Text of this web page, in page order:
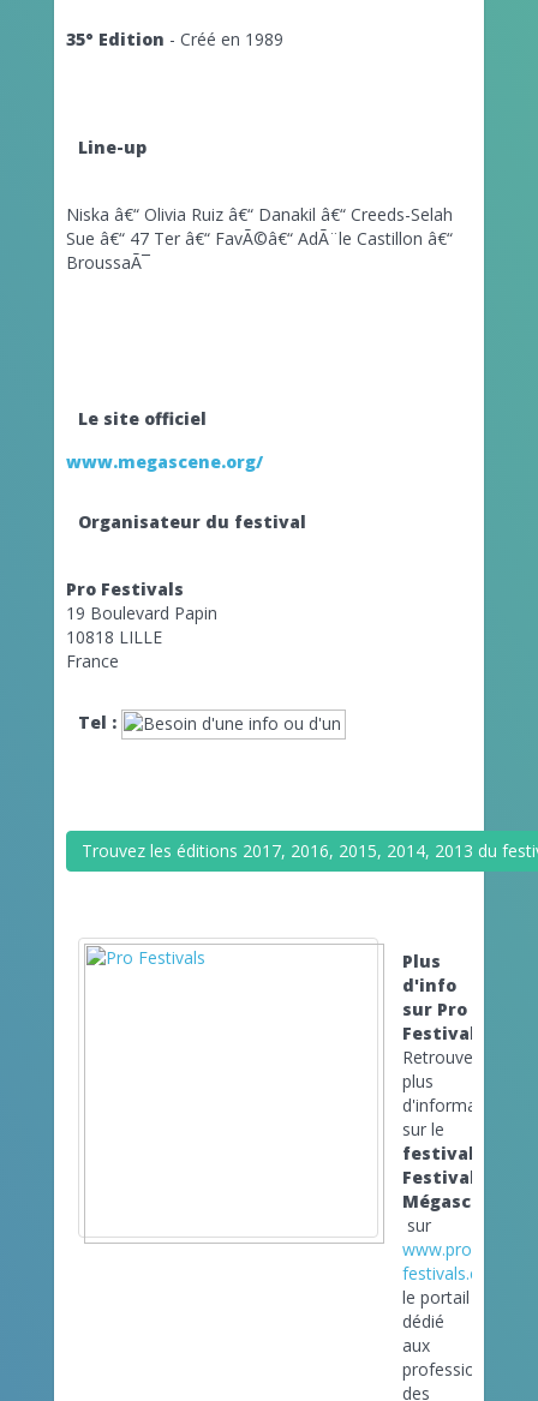
35° Edition - Créé en 1989
Line-up
Niska â€“ Olivia Ruiz â€“ Danakil â€“ Creeds-Selah
Sue â€“ 47 Ter â€“ FavÃ©â€“ AdÃ¨le Castillon â€“
BroussaÃ¯
Le site officiel
www.megascene.org/
Organisateur du festival
Pro Festivals
19 Boulevard Papin
10818 LILLE
France
Tel :
Trouvez les éditions 2017, 2016, 2015, 2014, 2013 du
Plus
d'info
sur Pro
Festivals
Retrouvez
plus
d'informations
sur le
festival
Festival
Mégascène
sur
www.pro-
festivals.com
le portail
dédié
aux
professionnels
des